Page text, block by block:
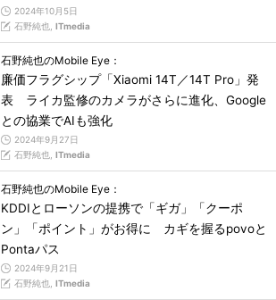
2024年10月5日
石野純也, ITmedia
石野純也のMobile Eye：
廉価フラグシップ「Xiaomi 14T／14T Pro」発
表 ライカ監修のカメラがさらに進化、Google
との協業でAIも強化
2024年9月27日
石野純也, ITmedia
石野純也のMobile Eye：
KDDIとローソンの提携で「ギガ」「クーポ
ン」「ポイント」がお得に カギを握るpovoと
Pontaパス
2024年9月21日
石野純也, ITmedia